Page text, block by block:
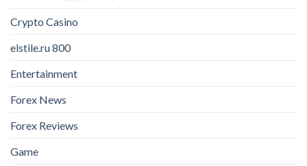
Crypto Casino
elstile.ru 800
Entertainment
Forex News
Forex Reviews
Game